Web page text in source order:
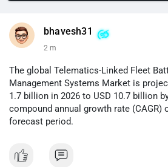
bhavesh31
2 m
The global Telematics-Linked Fleet
Management Systems Market is
1.7 billion in 2026 to USD 10.7 billion
compound annual growth rate (CAGR)
forecast period.